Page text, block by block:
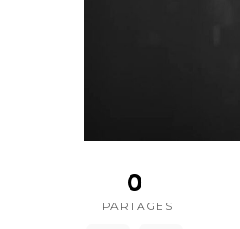
0
PARTAGES